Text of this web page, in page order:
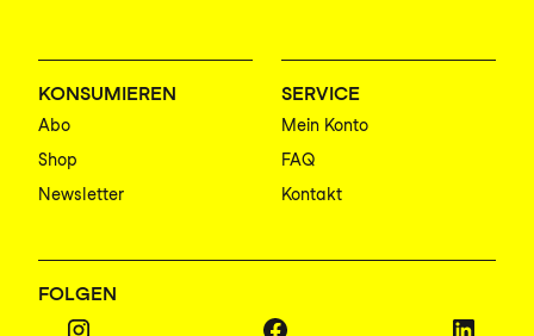
KONSUMIEREN
Abo
Shop
Newsletter
SERVICE
Mein Konto
FAQ
Kontakt
FOLGEN